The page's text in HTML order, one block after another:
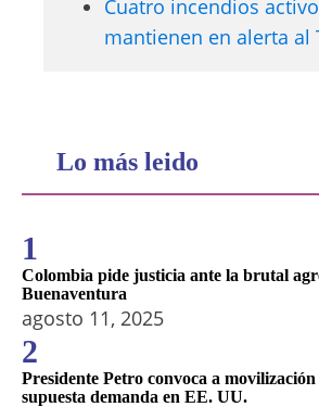
Cuatro incendios
mantienen en alerta al
Lo más leido
1
Colombia pide justicia ante la brutal
Buenaventura
agosto 11, 2025
2
Presidente Petro convoca a
supuesta demanda en EE. UU.